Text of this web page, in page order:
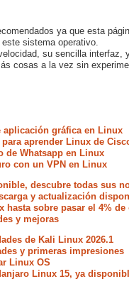
ya que esta
sistema operativo.
su sencilla interfaz,
cosas a la vez sin
aplicación gráfica en Linux
aprender Linux de
de Whatsapp en Linux
con un VPN en Linux
descubre todas sus
y actualización
hasta sobre pasar el 4%
y mejoras
de Kali Linux 2026.1
y primeras impresiones
Linux OS
Linux 15, ya